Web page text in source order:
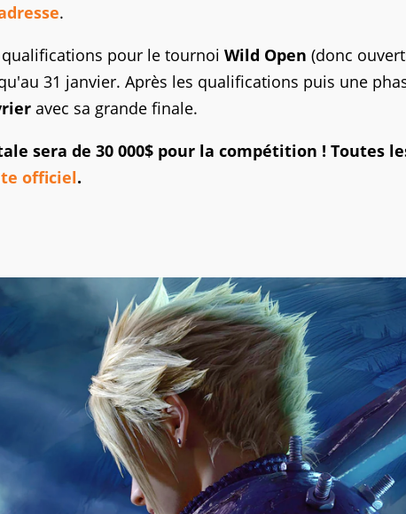
.
pour le tournoi Wild Open (donc
31 janvier. Après les qualifications puis une
avec sa grande finale.
sera de 30 000$ pour la compétition ! Toutes
officiel.